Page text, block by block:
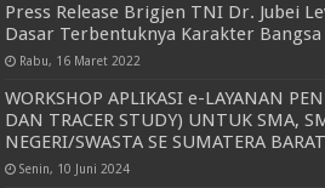
Press Release Brigjen TNI Dr. Jubei
Dasar Terbentuknya Karakter Bangsa
Rabu, 16 Maret 2022
WORKSHOP APLIKASI e-LAYANAN
DAN TRACER STUDY) UNTUK SMA,
NEGERI/SWASTA SE SUMATERA
Senin, 10 Juni 2024